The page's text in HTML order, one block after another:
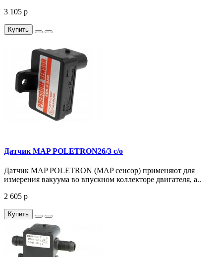
3 105 р
Купить
Датчик MAP POLETRON26/3 с/о
Датчик MAP POLETRON (MAP сенсор) применяют для
измерения вакуума во впускном коллекторе двигателя, а..
2 605 р
Купить